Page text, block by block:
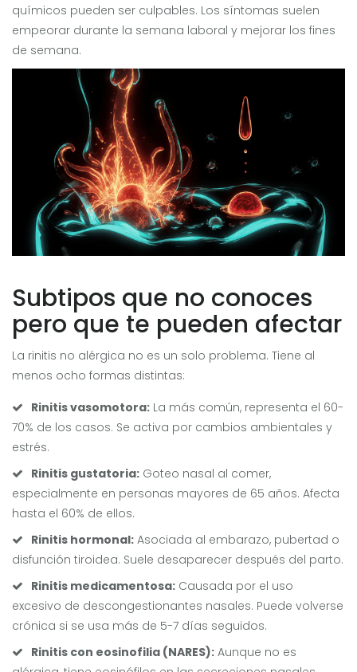
químicos pueden ser culpables. Los síntomas suelen
empeorar durante la semana laboral y mejorar los fines
de semana.
Subtipos que no conoces
pero que te pueden afectar
La rinitis no alérgica no es un solo problema. Tiene al
menos ocho formas distintas:
Rinitis vasomotora: La más común, representa el 60-
70% de los casos. Se activa por cambios ambientales y
estrés.
Rinitis gustatoria: Goteo nasal al comer,
especialmente en personas mayores de 65 años. Afecta
hasta el 60% de ellos.
Rinitis hormonal: Asociada al embarazo, pubertad o
disfunción tiroidea. Suele desaparecer después del parto.
Rinitis medicamentosa: Causada por el uso
excesivo de descongestionantes nasales. Puede volverse
crónica si se usa más de 5-7 días seguidos.
Rinitis con eosinofilia (NARES): Aunque no es